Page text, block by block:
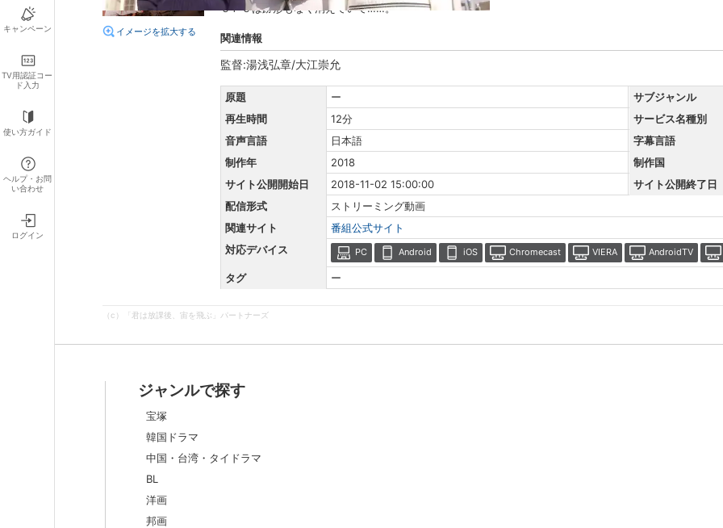
キャンペーン
TV用認証コー
ド入力
使い方ガイド
ヘルプ・お問
い合わせ
ログイン
イメージを拡大する
ＵＦＯは跡形もなく消えていて……。
関連情報
監督:湯浅弘章/大江崇允
原題 ー サブジャンル
再生時間
12分 サービス名種別
音声言語
日本語 字幕言語
制作年
2018 制作国
サイト公開開始日
2018-11-02 15:00:00 サイト公開終了日
配信形式
ストリーミング動画
関連サイト
番組公式サイト
対応デバイス
PC Android iOS Chromecast VIERA AndroidTV
タグ ー
（c）「君は放課後、宙を飛ぶ」パートナーズ
ジャンルで探す
宝塚
韓国ドラマ
中国・台湾・タイドラマ
BL
洋画
邦画